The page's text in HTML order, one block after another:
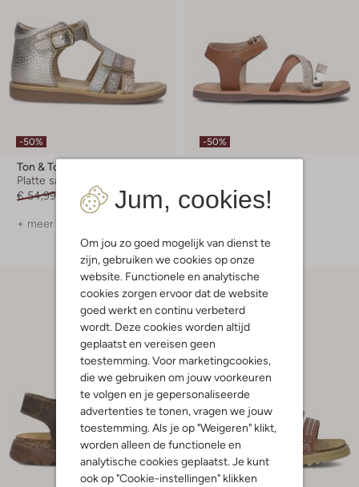
Jum, cookies!
Om jou zo goed mogelijk van dienst te
zijn, gebruiken we cookies op onze
website. Functionele en analytische
cookies zorgen ervoor dat de website
goed werkt en continu verbeterd
wordt. Deze cookies worden altijd
geplaatst en vereisen geen
toestemming. Voor marketingcookies,
die we gebruiken om jouw voorkeuren
te volgen en je gepersonaliseerde
advertenties te tonen, vragen we jouw
toestemming. Als je op "Weigeren" klikt,
worden alleen de functionele en
analytische cookies geplaatst. Je kunt
ook op "Cookie-instellingen" klikken
-50%
Ton & Ton
Platte sandalen
€ 54,99
€ 26,99
+ meer kleuren
-50%
€ 34,95 € 16,99